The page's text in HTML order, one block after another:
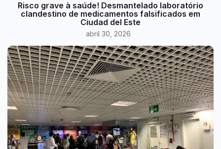
Risco grave à saúde! Desmantelado laboratório
clandestino de medicamentos falsificados em
Ciudad del Este
abril 30, 2026